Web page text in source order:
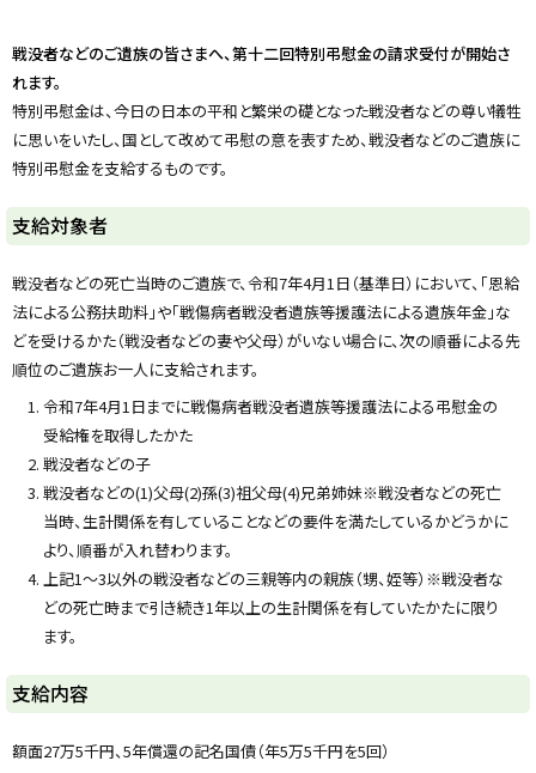
w
c
i
t
y
戦没者などのご遺族の皆さまへ、第十二回特別弔慰金の請求受付が開始さ
れます。
特別弔慰金は、今日の日本の平和と繁栄の礎となった戦没者などの尊い犠牲
に思いをいたし、国として改めて弔慰の意を表すため、戦没者などのご遺族に
特別弔慰金を支給するものです。
支給対象者
戦没者などの死亡当時のご遺族で、令和7年4月1日（基準日）において、「恩給
法による公務扶助料」や「戦傷病者戦没者遺族等援護法による遺族年金」な
どを受けるかた（戦没者などの妻や父母）がいない場合に、次の順番による先
順位のご遺族お一人に支給されます。
令和7年4月1日までに戦傷病者戦没者遺族等援護法による弔慰金の
受給権を取得したかた
戦没者などの子
戦没者などの(1)父母(2)孫(3)祖父母(4)兄弟姉妹※戦没者などの死亡
当時、生計関係を有していることなどの要件を満たしているかどうかに
より、順番が入れ替わります。
上記1～3以外の戦没者などの三親等内の親族（甥、姪等）※戦没者な
どの死亡時まで引き続き1年以上の生計関係を有していたかたに限り
ます。
ト
ッ
プ
支給内容
額面27万5千円、5年償還の記名国債（年5万5千円を5回）